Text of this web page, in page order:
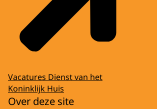
Vacatures Dienst van het
Koninklijk Huis
Over deze site